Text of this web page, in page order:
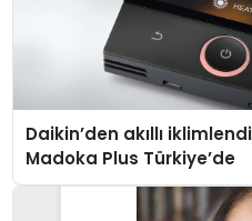
Daikin’den akıllı
Madoka Plus Türkiye’de